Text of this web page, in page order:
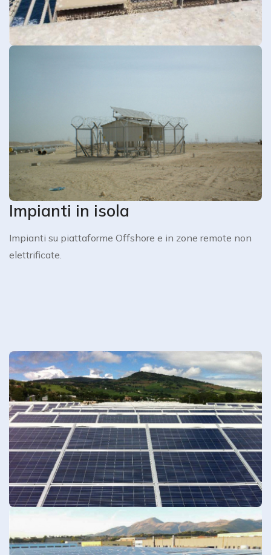
Impianti in isola
Impianti su piattaforme Offshore e in zone remote non
elettrificate.